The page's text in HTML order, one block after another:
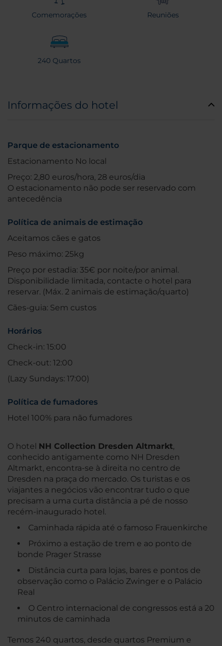
Comemorações Reuniões
240 Quartos
Informações do hotel
Parque de estacionamento
Estacionamento No local
Preço: 2,80 euros/hora, 28 euros/dia
O estacionamento não pode ser reservado com
antecedência
Política de animais de estimação
Aceitamos cães e gatos
Peso máximo: 25kg
Preço por estadia: 35€ por noite/por animal.
Disponibilidade limitada, contacte o hotel para
reservar. (Máx. 2 animais de estimação/quarto)
Cães-guia: Sem custos
Horários
Check-in: 15:00
Check-out: 12:00
(Lazy Sundays: 17:00)
Política de fumadores
Hotel 100% para não fumadores
O hotel NH Collection Dresden Altmarkt,
conhecido antigamente como NH Dresden
Altmarkt, encontra-se à direita no centro de
Dresden na praça do mercado. Os turistas e os
viajantes a negócios vão encontrar tudo o que
precisam a uma curta distância a pé de nosso
recém-inaugurado hotel.
Caminhada rápida até o famoso Frauenkirche
Próximo a estação de trem e ao ponto de
bonde Prager Strasse
Distância curta para lojas, bares e pontos de
observação como o Palácio Zwinger e o Palácio
Real
O Centro internacional de congressos está a 20
minutos de caminhada
Temos 240 quartos, desde quartos Premium e